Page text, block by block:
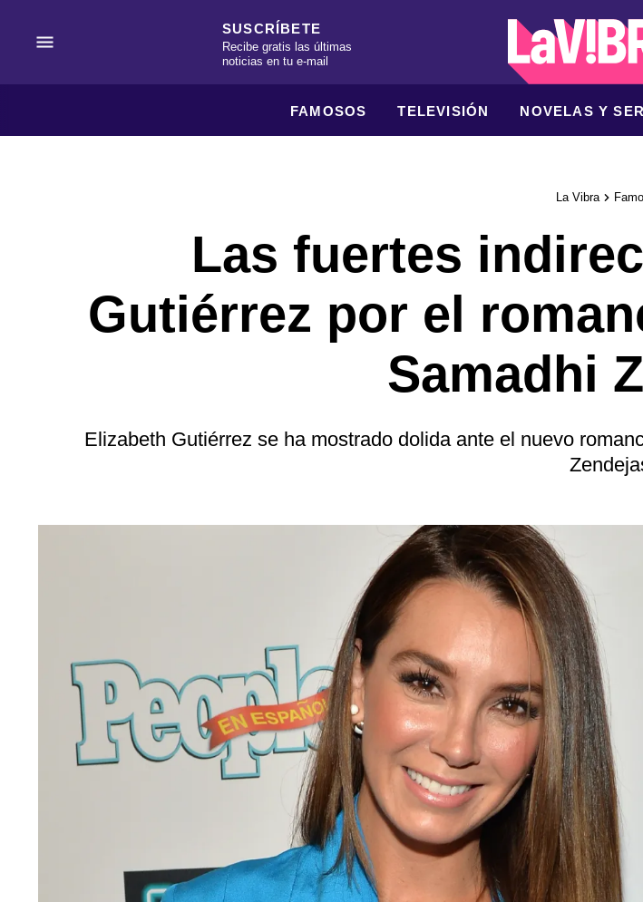
SUSCRÍBETE
Recibe gratis las últimas
noticias en tu e-mail
FAMOSOS TELEVISIÓN NOVELAS Y
La Vibra
Las fuertes
Gutiérrez por el
Samadhi
Elizabeth Gutiérrez se ha mostrado dolida ante el nuevo